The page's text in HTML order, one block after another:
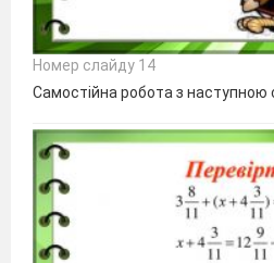
Номер слайду 14
Самостійна робота з наступною